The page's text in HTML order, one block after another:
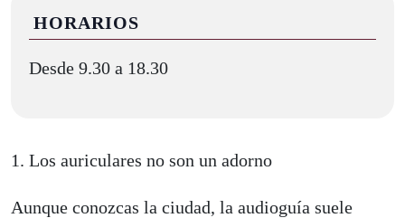
HORARIOS
Desde 9.30 a 18.30
1. Los auriculares no son un adorno
Aunque conozcas la ciudad, la audioguía suele